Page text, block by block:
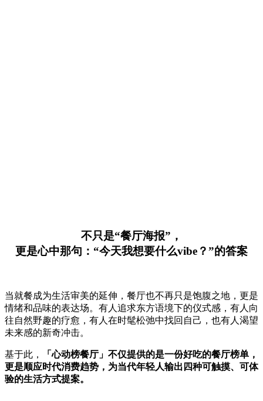
不只是“餐厅海报”，
更是心中那句：“今天我想要什么vibe？”的答案
当就餐成为生活审美的延伸，餐厅也不再只是饱腹之地，更是
情绪和品味的表达场。有人追求东方语境下的仪式感，有人向
往自然野趣的疗愈，有人在时髦松弛中找回自己，也有人渴望
未来感的新奇冲击。
基于此，
「心动榜餐厅」不仅提供的是一份好吃的餐厅榜单，
更是顺应时代消费趋势，为当代年轻人输出四种可触摸、可体
验的生活方式提案。